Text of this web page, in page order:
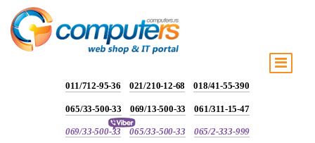
011/712-95-36 021/210-12-68 018/41-55-390
065/33-500-33 069/13-500-33 061/311-15-47
069/33-500-33 065/33-500-33 065/2-333-999